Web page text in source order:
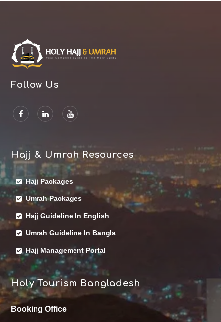
Follow Us
Hajj & Umrah Resources
Hajj Packages
Umrah Packages
Hajj Guideline In English
Umrah Guideline In Bangla
Hajj Management Portal
Holy Tourism Bangladesh
Booking Office